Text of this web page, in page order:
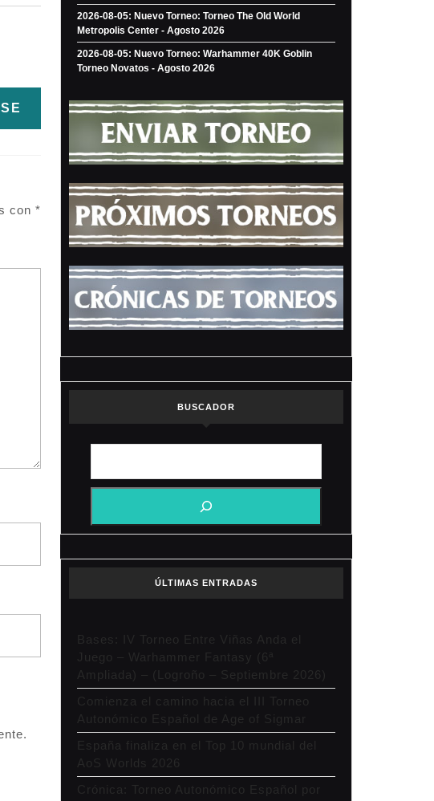
con *
2026-08-05: Nuevo Torneo: Torneo The Old World
Metropolis Center - Agosto 2026
2026-08-05: Nuevo Torneo: Warhammer 40K Goblin
Torneo Novatos - Agosto 2026
BUSCADOR
ÚLTIMAS ENTRADAS
Bases: IV Torneo Entre Viñas Anda el
Juego – Warhammer Fantasy (6ª
Ampliada) – (Logroño – Septiembre 2026)
Comienza el camino hacia el III Torneo
Autonómico Español de Age of Sigmar
España finaliza en el Top 10 mundial del
AoS Worlds 2026
Crónica: Torneo Autonómico Español por